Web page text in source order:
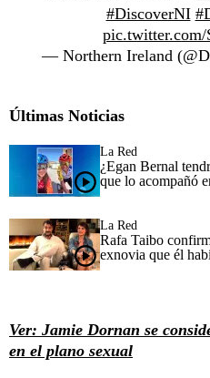
#DiscoverNI
— Northern Ireland
Últimas Noticias
La Red
¿Egan Bernal
que lo acompañó
La Red
Rafa Taibo
exnovia que él
Ver: Jamie Dornan se
en el plano sexual